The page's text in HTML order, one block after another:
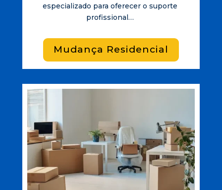
especializado para oferecer o suporte
profissional…
Mudança Residencial